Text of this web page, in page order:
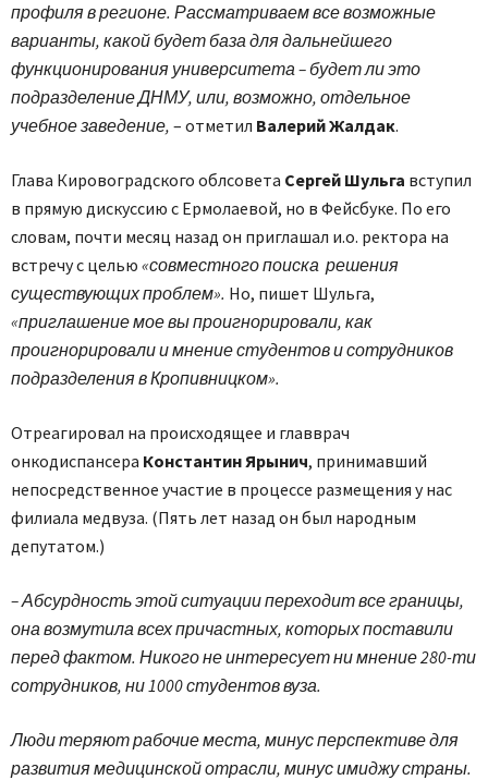
профиля в регионе. Рассматриваем все возможные
варианты, какой будет база для дальнейшего
функционирования университета – будет ли это
подразделение ДНМУ, или, возможно, отдельное
учебное заведение, – отметил Валерий Жалдак.
Глава Кировоградского облсовета Сергей Шульга вступил
в прямую дискуссию с Ермолаевой, но в Фейсбуке. По его
словам, почти месяц назад он приглашал и.о. ректора на
встречу с целью «совместного поиска решения
существующих проблем». Но, пишет Шульга,
«приглашение мое вы проигнорировали, как
проигнорировали и мнение студентов и сотрудников
подразделения в Кропивницком».
Отреагировал на происходящее и главврач
онкодиспансера Константин Ярынич, принимавший
непосредственное участие в процессе размещения у нас
филиала медвуза. (Пять лет назад он был народным
депутатом.)
– Абсурдность этой ситуации переходит все границы,
она возмутила всех причастных, которых поставили
перед фактом. Никого не интересует ни мнение 280-ти
сотрудников, ни 1000 студентов вуза.
Люди теряют рабочие места, минус перспективе для
развития медицинской отрасли, минус имиджу страны.